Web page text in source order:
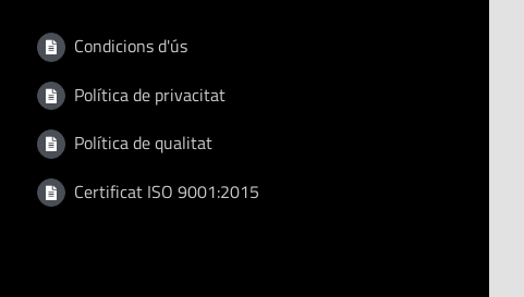
Condicions d'ús
Política de privacitat
Política de qualitat
Certificat ISO 9001:2015